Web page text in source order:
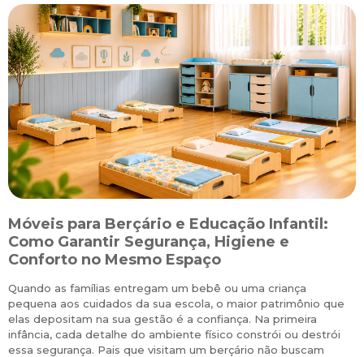
Móveis para Berçário e Educação Infantil:
Como Garantir Segurança, Higiene e
Conforto no Mesmo Espaço
Quando as famílias entregam um bebê ou uma criança
pequena aos cuidados da sua escola, o maior patrimônio que
elas depositam na sua gestão é a confiança. Na primeira
infância, cada detalhe do ambiente físico constrói ou destrói
essa segurança. Pais que visitam um berçário não buscam